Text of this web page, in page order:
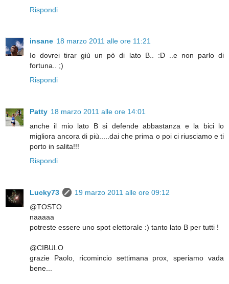
Rispondi
insane 18 marzo 2011 alle ore 11:21
Io dovrei tirar giù un pò di lato B.. :D ..e non parlo di
fortuna.. ;)
Rispondi
Patty 18 marzo 2011 alle ore 14:01
anche il mio lato B si defende abbastanza e la bici lo
migliora ancora di più.....dai che prima o poi ci riusciamo e ti
porto in salita!!!
Rispondi
Lucky73
19 marzo 2011 alle ore 09:12
@TOSTO
naaaaa
potreste essere uno spot elettorale :) tanto lato B per tutti !
@CIBULO
grazie Paolo, ricomincio settimana prox, speriamo vada
bene...